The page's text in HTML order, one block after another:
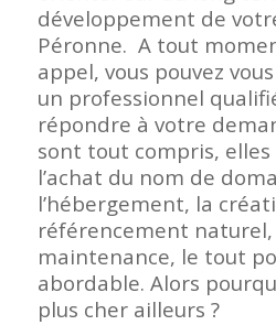
développement de
Péronne. A tout
appel, vous pouvez
un professionnel
répondre à votre
sont tout compris,
l’achat du nom de
l’hébergement, la
référencement
maintenance, le tout
abordable. Alors
plus cher ailleurs ?